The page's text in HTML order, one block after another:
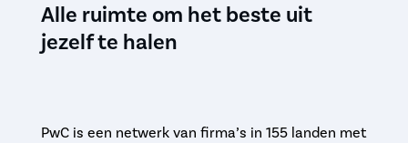
Alle ruimte om het beste uit
jezelf te halen
PwC is een netwerk van firma’s in 155 landen met